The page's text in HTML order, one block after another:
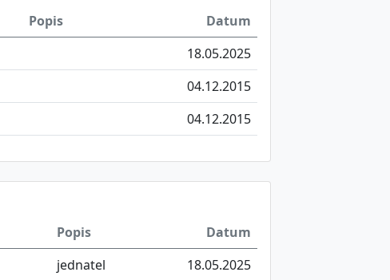
Popis
Datum
18.05.2025
04.12.2015
04.12.2015
Popis
Datum
jednatel
18.05.2025